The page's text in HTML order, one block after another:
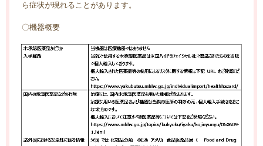
ら症状が現れることがあります。
〇機器概要